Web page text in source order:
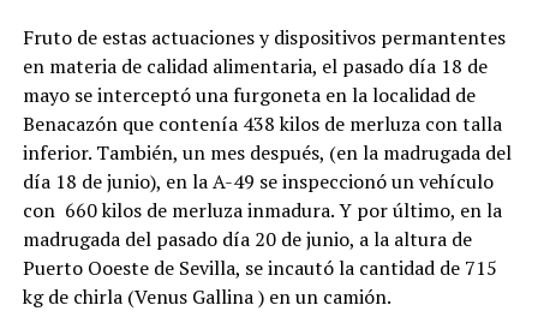
Fruto de estas actuaciones y dispositivos permantentes
en materia de calidad alimentaria, el pasado día 18 de
mayo se interceptó una furgoneta en la localidad de
Benacazón que contenía 438 kilos de merluza con talla
inferior. También, un mes después, (en la madrugada del
día 18 de junio), en la A-49 se inspeccionó un vehículo
con 660 kilos de merluza inmadura. Y por último, en la
madrugada del pasado día 20 de junio, a la altura de
Puerto Ooeste de Sevilla, se incautó la cantidad de 715
kg de chirla (Venus Gallina ) en un camión.